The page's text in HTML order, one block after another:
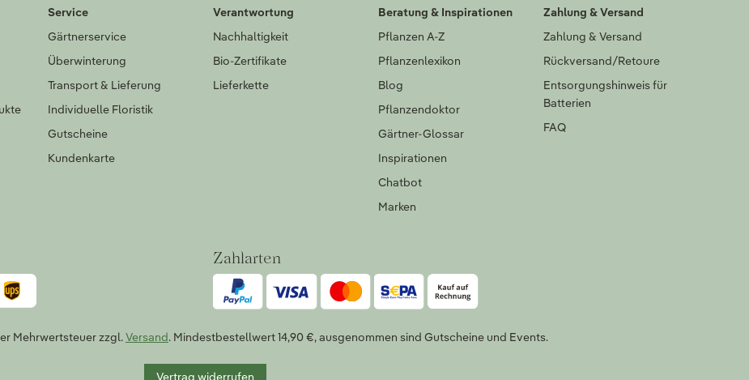
Service
Gärtnerservice
Überwinterung
Transport & Lieferung
Individuelle Floristik
Gutscheine
Kundenkarte
Verantwortung
Nachhaltigkeit
Bio-Zertifikate
Lieferkette
Beratung & Inspirationen
Pflanzen A-Z
Pflanzenlexikon
Blog
Pflanzendoktor
Gärtner-Glossar
Inspirationen
Chatbot
Marken
Zahlung & Versand
Zahlung & Versand
Rückversand/Retoure
Entsorgungshinweis für
Batterien
FAQ
Zahlarten
Mehrwertsteuer zzgl.Versand. Mindestbestellwert 14,90 €, ausgenommen sind Gutscheine und Events.
Vertrag widerrufen